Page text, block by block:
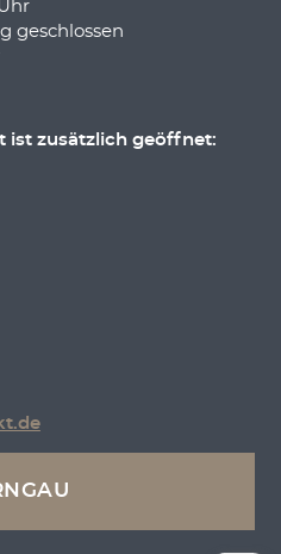
geschlossen
ist zusätzlich geöffnet: